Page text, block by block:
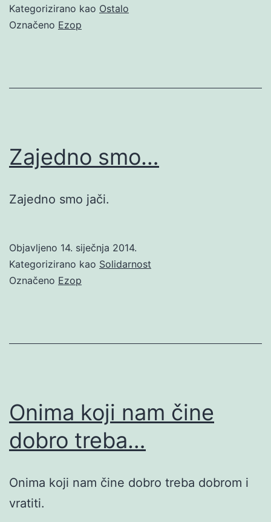
Kategorizirano kao Ostalo
Označeno Ezop
Zajedno smo…
Zajedno smo jači.
Objavljeno 14. siječnja 2014.
Kategorizirano kao Solidarnost
Označeno Ezop
Onima koji nam čine
dobro treba…
Onima koji nam čine dobro treba dobrom i
vratiti.